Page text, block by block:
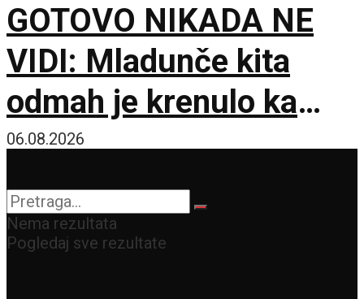
GOTOVO NIKADA NE
VIDI: Mladunče kita
odmah je krenulo ka
prvom udahu
06.08.2026
Nema rezultata
Pogledaj sve rezultate